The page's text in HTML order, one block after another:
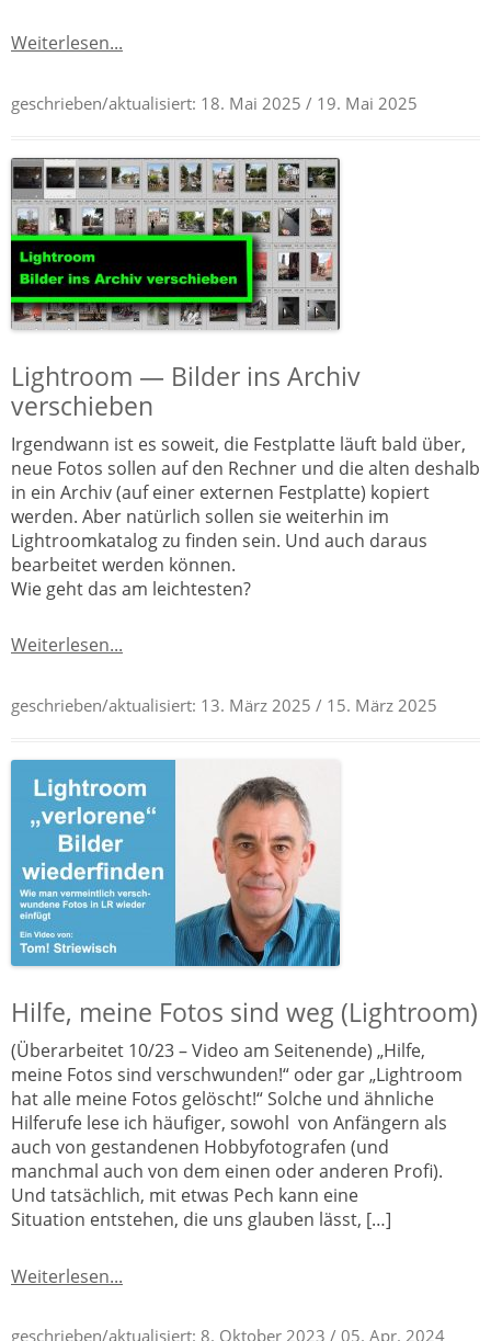
Weiterlesen...
geschrieben/aktualisiert: 18. Mai 2025 / 19. Mai 2025
Lightroom — Bilder ins Archiv
verschieben
Irgendwann ist es soweit, die Festplatte läuft bald über,
neue Fotos sollen auf den Rechner und die alten deshalb
in ein Archiv (auf einer externen Festplatte) kopiert
werden. Aber natürlich sollen sie weiterhin im
Lightroomkatalog zu finden sein. Und auch daraus
bearbeitet werden können.
Wie geht das am leichtesten?
Weiterlesen...
geschrieben/aktualisiert: 13. März 2025 / 15. März 2025
Hilfe, meine Fotos sind weg (Lightroom)
(Überarbeitet 10/23 – Video am Seitenende) „Hilfe,
meine Fotos sind verschwunden!“ oder gar „Lightroom
hat alle meine Fotos gelöscht!“ Solche und ähnliche
Hilferufe lese ich häufiger, sowohl von Anfängern als
auch von gestandenen Hobbyfotografen (und
manchmal auch von dem einen oder anderen Profi).
Und tatsächlich, mit etwas Pech kann eine
Situation entstehen, die uns glauben lässt, […]
Weiterlesen...
geschrieben/aktualisiert: 8. Oktober 2023 / 05. Apr. 2024